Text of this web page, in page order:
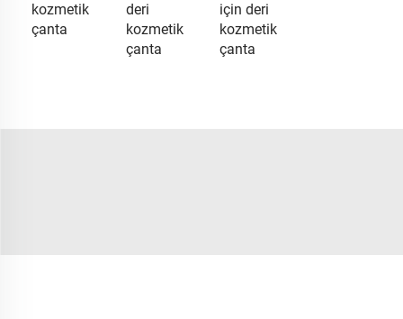
kozmetik
çanta
deri
kozmetik
çanta
için deri
kozmetik
çanta